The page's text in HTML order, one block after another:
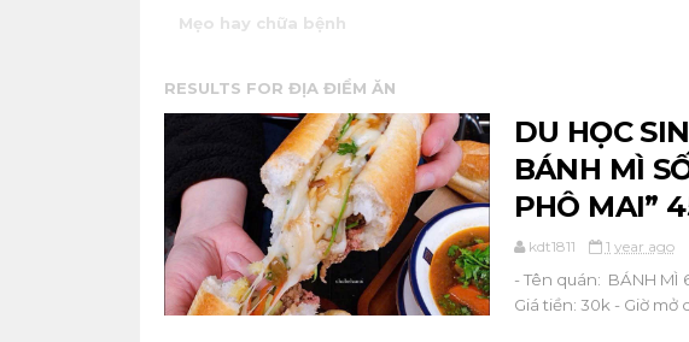
Mẹo hay chữa bệnh
RESULTS FOR ĐỊA ĐIỂM ĂN
DU HỌC
BÁNH MÌ
PHÔ MAI”
kdt1811 1 year ago
- Tên quán: BÁNH MÌ
Giá tiền: 30k - Giờ mở